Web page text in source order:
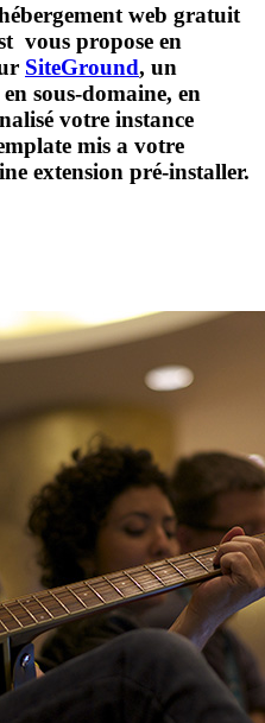
web gratuit
vous propose en
SiteGround, un
sous-domaine, en
votre instance
mis a votre
extension pré-installer.